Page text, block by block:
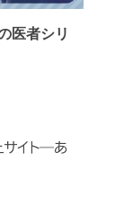
医者シリ
イト―あ